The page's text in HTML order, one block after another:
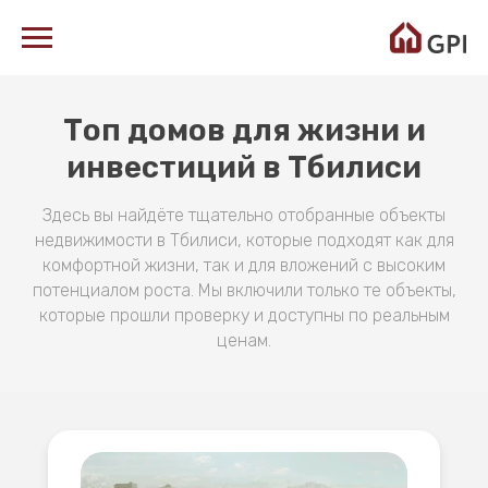
Топ домов для жизни и
инвестиций в Тбилиси
Здесь вы найдёте тщательно отобранные объекты
недвижимости в Тбилиси, которые подходят как для
комфортной жизни, так и для вложений с высоким
потенциалом роста. Мы включили только те объекты,
которые прошли проверку и доступны по реальным
ценам.